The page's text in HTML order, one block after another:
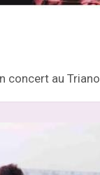
concert au